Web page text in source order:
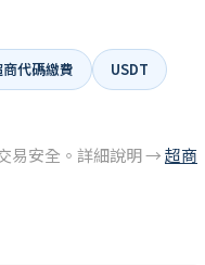
代碼繳費
USDT
易安全。詳細說明 →超商